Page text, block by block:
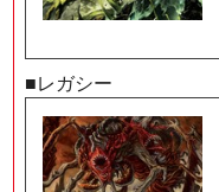
■レガシー